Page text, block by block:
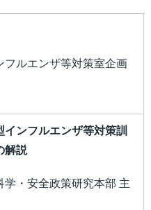
ルエンザ等対策室企画
ンフルエンザ等対策訓
解説
・安全政策研究本部 主